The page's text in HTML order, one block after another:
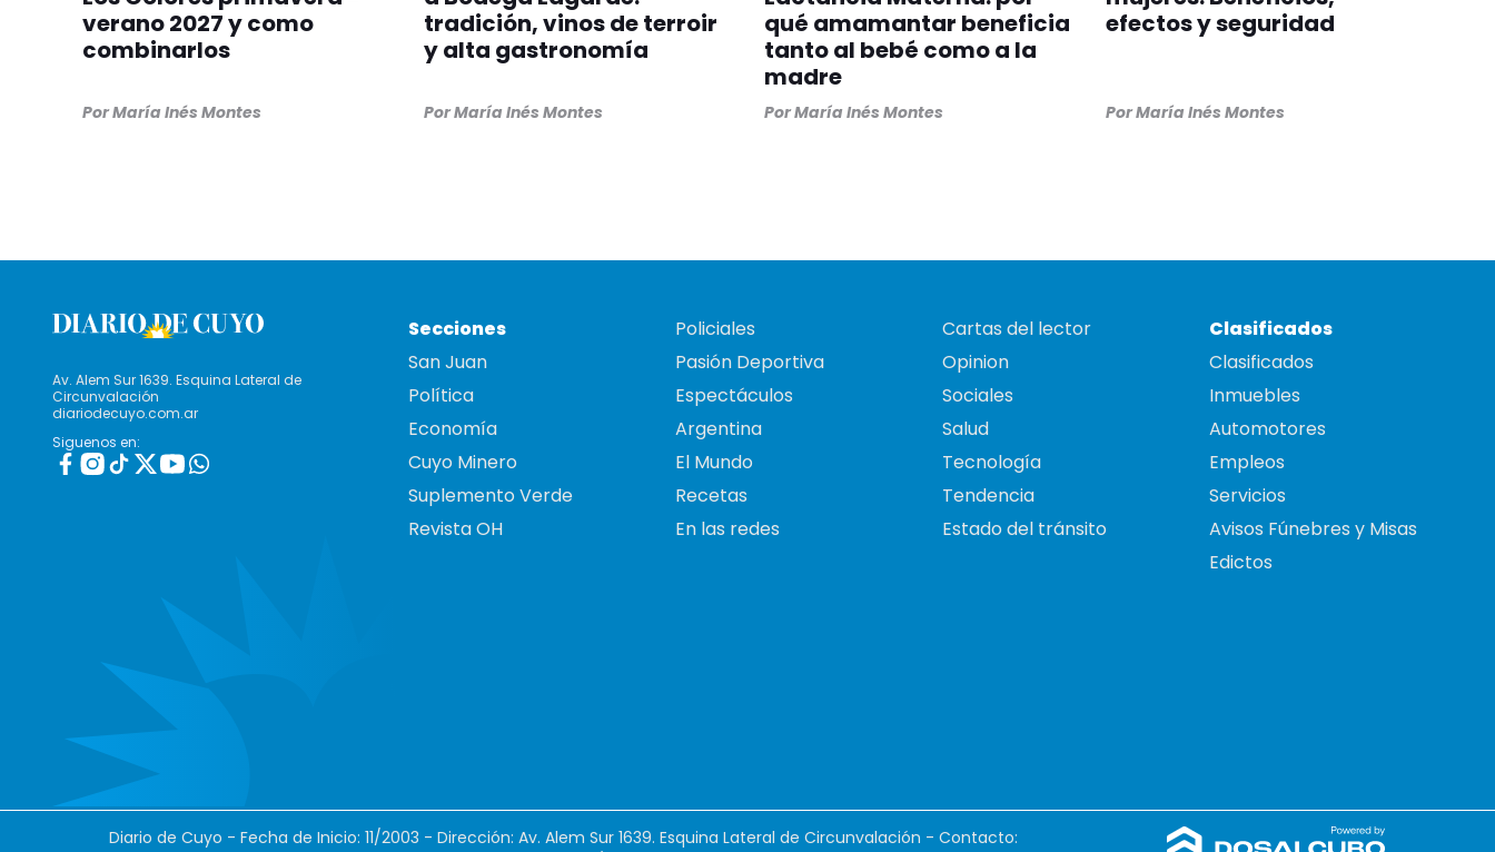
verano 2027 y como
combinarlos
PorMaría Inés Montes
tradición, vinos de terroir
y alta gastronomía
PorMaría Inés Montes
qué amamantar beneficia
tanto al bebé como a la
madre
PorMaría Inés Montes
efectos y seguridad
PorMaría Inés Montes
Av. Alem Sur 1639. Esquina Lateral de
Circunvalación
diariodecuyo.com.ar
Siguenos en:
Secciones
San Juan
Política
Economía
Cuyo Minero
Suplemento Verde
Revista OH
Policiales
Pasión Deportiva
Espectáculos
Argentina
El Mundo
Recetas
En las redes
Cartas del lector
Opinion
Sociales
Salud
Tecnología
Tendencia
Estado del tránsito
Clasificados
Clasificados
Inmuebles
Automotores
Empleos
Servicios
Avisos Fúnebres y Misas
Edictos
Diario de Cuyo - Fecha de Inicio: 11/2003 - Dirección: Av. Alem Sur 1639. Esquina Lateral de Circunvalación - Contacto: